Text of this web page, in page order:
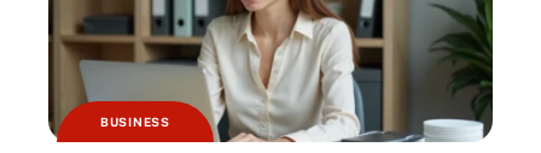
BUSINESS